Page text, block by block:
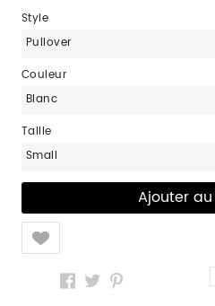
Style
Pullover
Couleur
Blanc
Taille
Small
Like